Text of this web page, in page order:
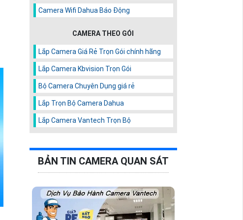
Camera Wifi Dahua Báo Động
CAMERA THEO GÓI
Lắp Camera Giá Rẻ Trọn Gói chính hãng
Lắp Camera Kbvision Trọn Gói
Bộ Camera Chuyên Dụng giá rẻ
Lắp Trọn Bộ Camera Dahua
Lắp Camera Vantech Trọn Bộ
BẢN TIN CAMERA QUAN SÁT